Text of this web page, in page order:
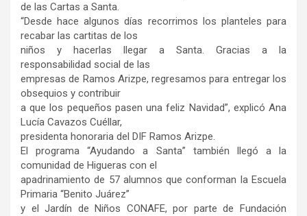
de las Cartas a Santa.
“Desde hace algunos días recorrimos los planteles para
recabar las cartitas de los
niños y hacerlas llegar a Santa. Gracias a la
responsabilidad social de las
empresas de Ramos Arizpe, regresamos para entregar los
obsequios y contribuir
a que los pequeños pasen una feliz Navidad”, explicó Ana
Lucía Cavazos Cuéllar,
presidenta honoraria del DIF Ramos Arizpe.
El programa “Ayudando a Santa” también llegó a la
comunidad de Higueras con el
apadrinamiento de 57 alumnos que conforman la Escuela
Primaria “Benito Juárez”
y el Jardín de Niños CONAFE, por parte de Fundación